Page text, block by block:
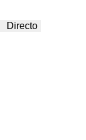
Directo